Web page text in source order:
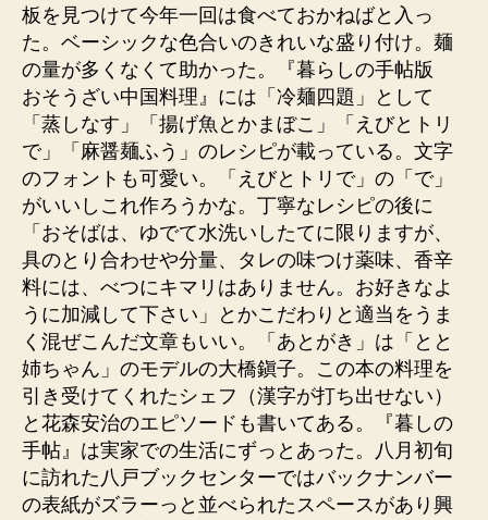
板を見つけて今年一回は食べておかねばと入っ
た。ベーシックな色合いのきれいな盛り付け。麺
の量が多くなくて助かった。『暮らしの手帖版
おそうざい中国料理』には「冷麺四題」として
「蒸しなす」「揚げ魚とかまぼこ」「えびとトリ
で」「麻醤麺ふう」のレシピが載っている。文字
のフォントも可愛い。「えびとトリで」の「で」
がいいしこれ作ろうかな。丁寧なレシピの後に
「おそばは、ゆでて水洗いしたてに限りますが、
具のとり合わせや分量、タレの味つけ薬味、香辛
料には、べつにキマリはありません。お好きなよ
うに加減して下さい」とかこだわりと適当をうま
く混ぜこんだ文章もいい。「あとがき」は「とと
姉ちゃん」のモデルの大橋鎭子。この本の料理を
引き受けてくれたシェフ（漢字が打ち出せない）
と花森安治のエピソードも書いてある。『暮しの
手帖』は実家での生活にずっとあった。八月初旬
に訪れた八戸ブックセンターではバックナンバー
の表紙がズラーっと並べられたスペースがあり興